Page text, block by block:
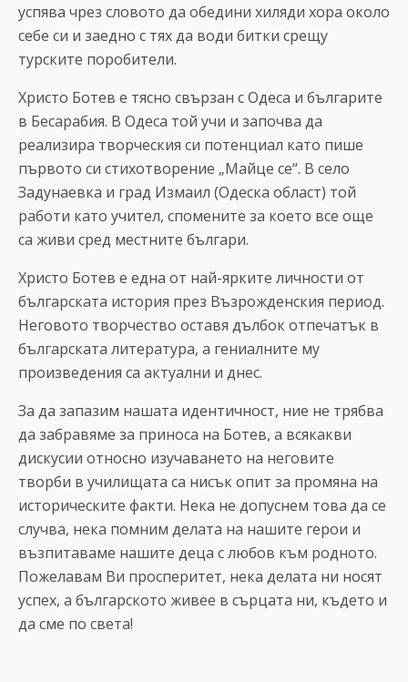
успява чрез словото да обедини хиляди хора около
себе си и заедно с тях да води битки срещу
турските поробители.
Христо Ботев е тясно свързан с Одеса и българите
в Бесарабия. В Одеса той учи и започва да
реализира творческия си потенциал като пише
първото си стихотворение „Майце се“. В село
Задунаевка и град Измаил (Одеска област) той
работи като учител, спомените за което все още
са живи сред местните българи.
Христо Ботев е една от най-ярките личности от
българската история през Възрожденския период.
Неговото творчество оставя дълбок отпечатък в
българската литература, а гениалните му
произведения са актуални и днес.
За да запазим нашата идентичност, ние не трябва
да забравяме за приноса на Ботев, а всякакви
дискусии относно изучаването на неговите
творби в училищата са нисък опит за промяна на
историческите факти. Нека не допуснем това да се
случва, нека помним делата на нашите герои и
възпитаваме нашите деца с любов към родното.
Пожелавам Ви просперитет, нека делата ни носят
успех, а българското живее в сърцата ни, където и
да сме по света!